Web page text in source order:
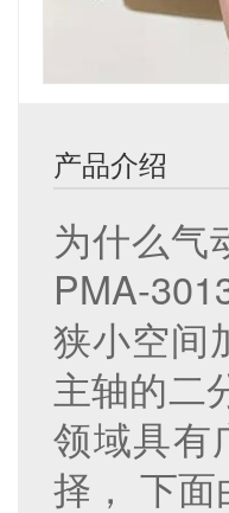
产品介绍
为什么气
PMA-
狭小空间
主轴的二
领域具有
择， 下